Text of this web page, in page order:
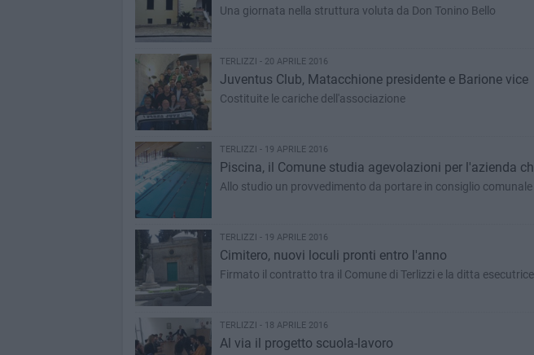
Una giornata nella struttura voluta da Don Tonino Bello
TERLIZZI - 20 APRILE 2016
Juventus Club, Matacchione presidente e Barione vice
Costituite le cariche dell'associazione
TERLIZZI - 19 APRILE 2016
Piscina, il Comune studia agevolazioni per l'azienda
Allo studio un provvedimento da portare in consiglio comunale
TERLIZZI - 19 APRILE 2016
Cimitero, nuovi loculi pronti entro l'anno
Firmato il contratto tra il Comune di Terlizzi e la ditta esecutrice
TERLIZZI - 18 APRILE 2016
Al via il progetto scuola-lavoro